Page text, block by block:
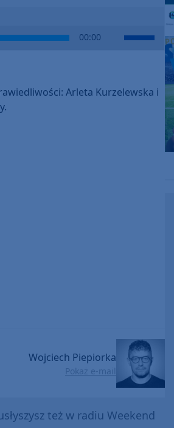
00:00
Use
Up/Down
to
Arleta Kurzelewska i
Wojciech Piepiorka
Pokaż e-mail
też w radiu Weekend